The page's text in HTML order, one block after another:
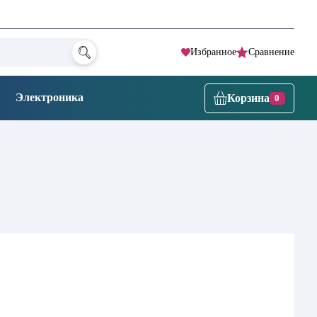
Избранное Сравнение
Электроника Корзина 0